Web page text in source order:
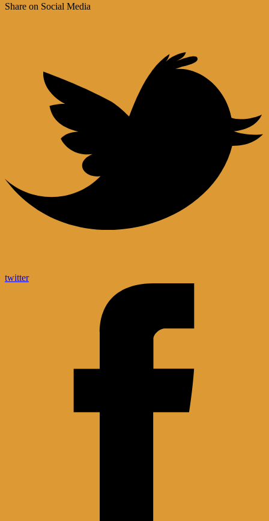
Share on Social Media
twitter